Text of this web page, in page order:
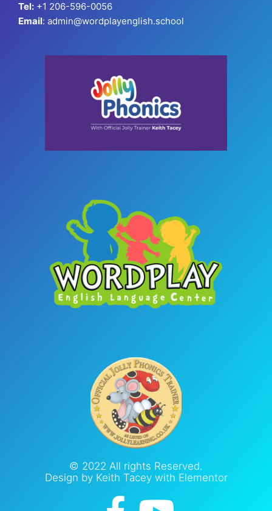
Tel: +1 206-596-0056
Email: admin@wordplayenglish.school
© 2022 All rights Reserved.
Design by Keith Tacey with Elementor